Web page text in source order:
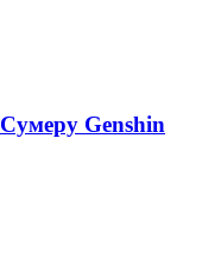
Genshin